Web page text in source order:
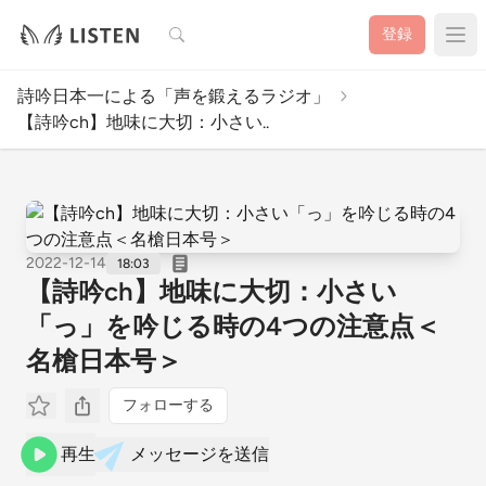
検索 登録
詩吟日本一による「声を鍛えるラジオ」
【詩吟ch】地味に大切：小さい..
2022-12-14 18:03
【詩吟ch】地味に大切：小さい
「っ」を吟じる時の4つの注意点＜
名槍日本号＞
フォローする
再生 メッセージを送信